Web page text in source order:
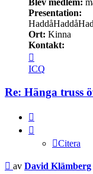
Blev medlem:
Presentation:
Ort: Kinna
Kontakt:
David
Klämberg
ICQ
Re: Hänga truss
Citera
Inlägg
av David Klämberg